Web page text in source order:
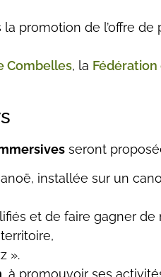
promotion de l’offre
Combelles, la
seront
installée sur un
et de faire gagner de
».
, à promouvoir ses